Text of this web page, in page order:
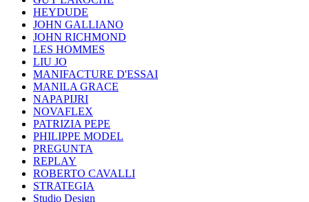
HEYDUDE
JOHN GALLIANO
JOHN RICHMOND
LES HOMMES
LIU JO
MANIFACTURE D'ESSAI
MANILA GRACE
NAPAPIJRI
NOVAFLEX
PATRIZIA PEPE
PHILIPPE MODEL
PREGUNTA
REPLAY
ROBERTO CAVALLI
STRATEGIA
Studio Design